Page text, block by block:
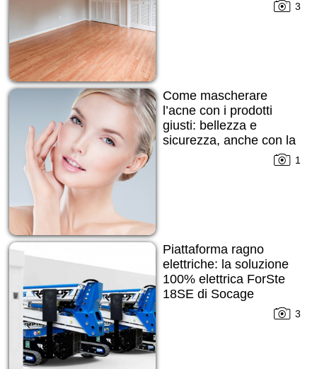
3
Come mascherare
l’acne con i prodotti
giusti: bellezza e
sicurezza, anche con la
1
Piattaforma ragno
elettriche: la soluzione
100% elettrica ForSte
18SE di Socage
3